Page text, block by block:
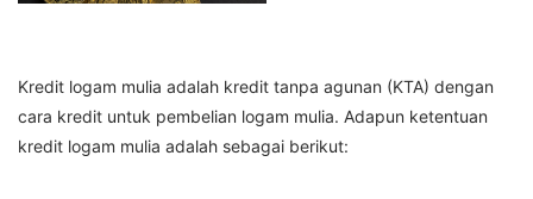
Kredit logam mulia adalah kredit tanpa agunan (KTA) dengan
cara kredit untuk pembelian logam mulia. Adapun ketentuan
kredit logam mulia adalah sebagai berikut: